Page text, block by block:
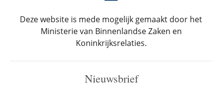
Deze website is mede mogelijk gemaakt door het
Ministerie van Binnenlandse Zaken en
Koninkrijksrelaties.
Nieuwsbrief